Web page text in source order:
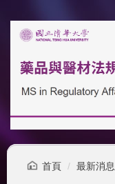
到
首頁 最新消息